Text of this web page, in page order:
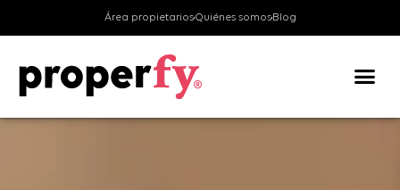
Área propietariosQuiénes somosBlog